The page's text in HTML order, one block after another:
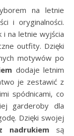
na letnie
i oryginalności.
i na letnie wyjścia
outfity. Dzięki
motywów po
dodaje letnim
je zestawić z
spódnicami, co
garderoby dla
Dzięki swojej
są